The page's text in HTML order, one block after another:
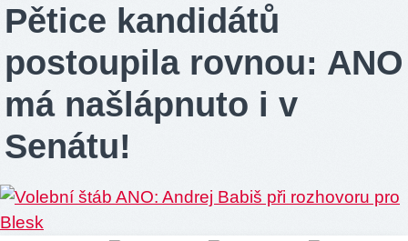
Pětice kandidátů
postoupila rovnou: ANO
má našlápnuto i v
Senátu!